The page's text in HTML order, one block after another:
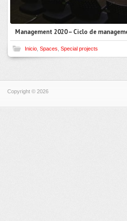
Management 2020 – Ciclo de
Inicio, Spaces Special projects
Copyright © 2026